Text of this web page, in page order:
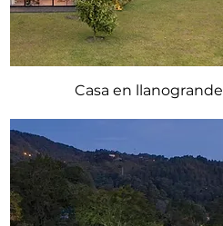
Casa en llanogrande